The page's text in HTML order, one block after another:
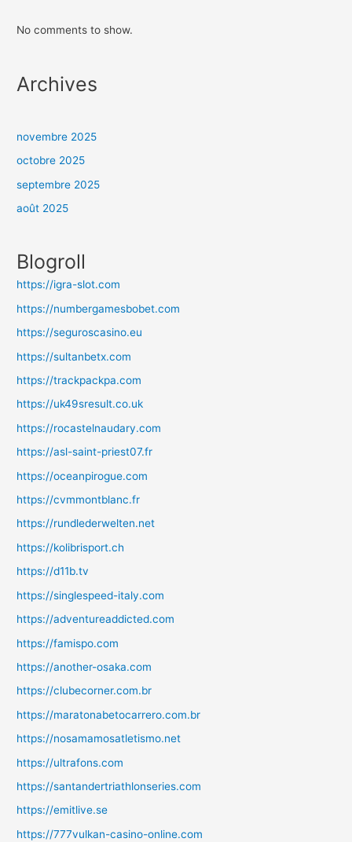
No comments to show.
Archives
novembre 2025
octobre 2025
septembre 2025
août 2025
Blogroll
https://igra-slot.com
https://numbergamesbobet.com
https://seguroscasino.eu
https://sultanbetx.com
https://trackpackpa.com
https://uk49sresult.co.uk
https://rocastelnaudary.com
https://asl-saint-priest07.fr
https://oceanpirogue.com
https://cvmmontblanc.fr
https://rundlederwelten.net
https://kolibrisport.ch
https://d11b.tv
https://singlespeed-italy.com
https://adventureaddicted.com
https://famispo.com
https://another-osaka.com
https://clubecorner.com.br
https://maratonabetocarrero.com.br
https://nosamamosatletismo.net
https://ultrafons.com
https://santandertriathlonseries.com
https://emitlive.se
https://777vulkan-casino-online.com